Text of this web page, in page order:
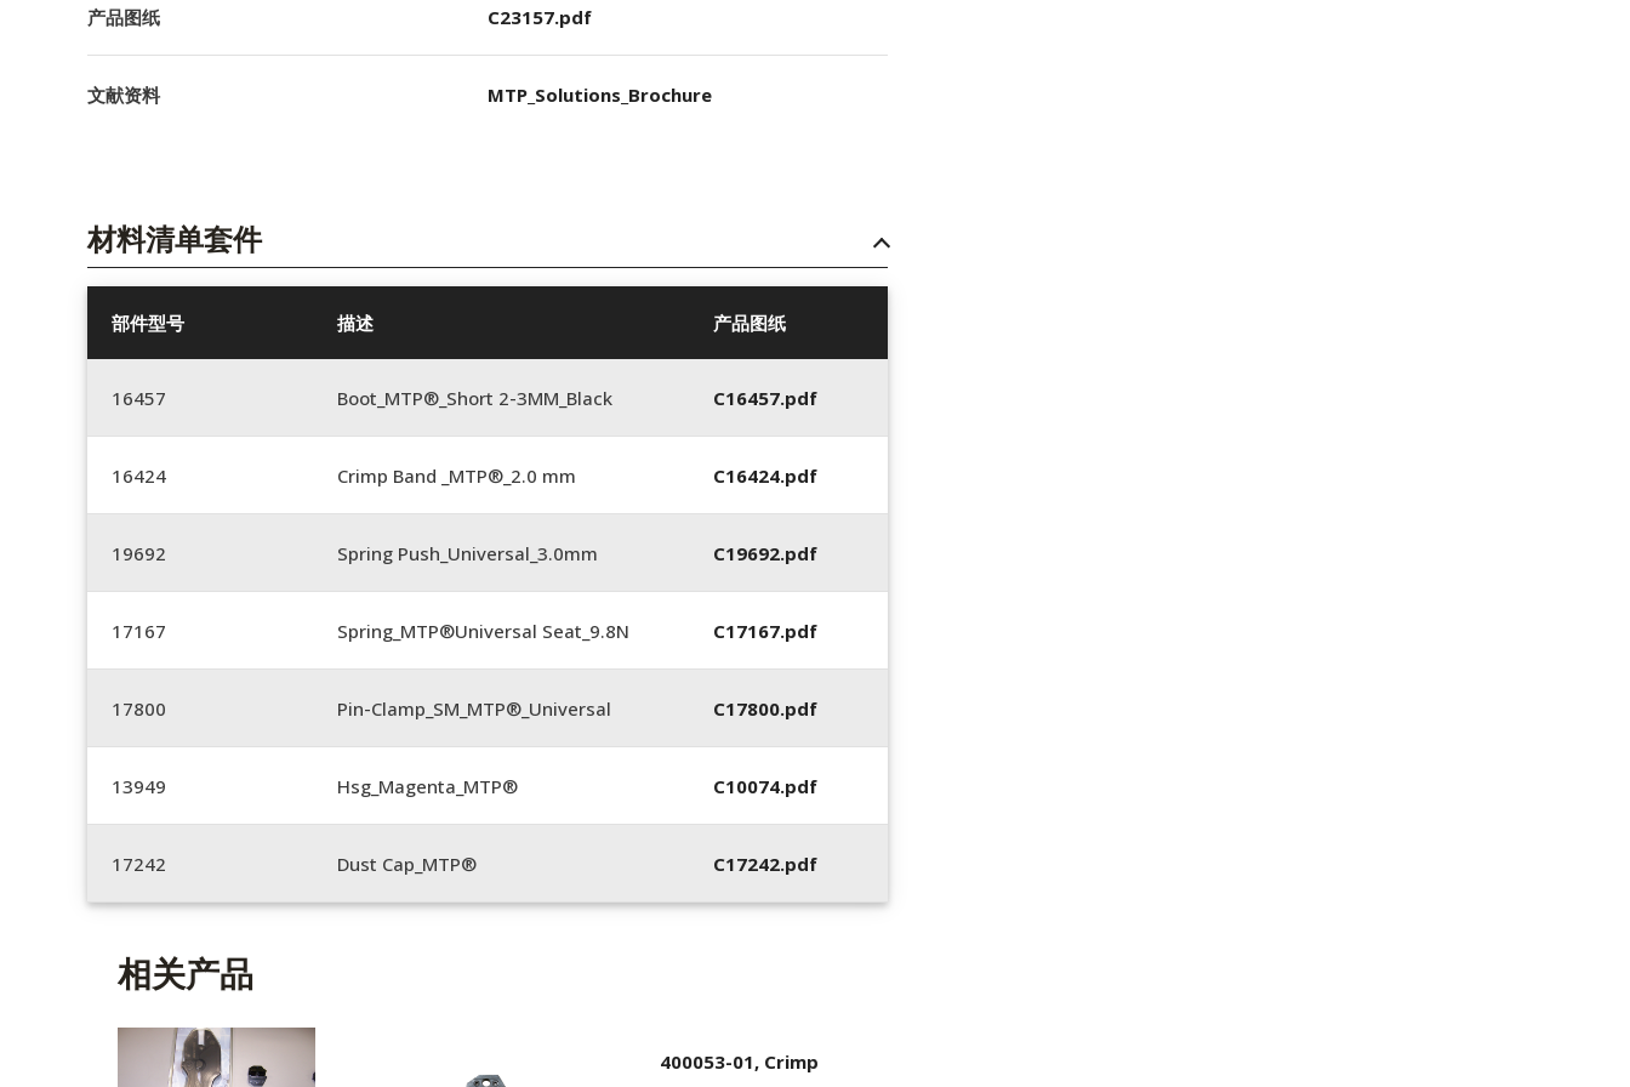
产品图纸 C23157.pdf
文献资料 MTP_Solutions_Brochure
材料清单套件
部件型号 描述 产品图纸
16457 Boot_MTP®_Short 2-3MM_Black C16457.pdf
16424 Crimp Band _MTP®_2.0 mm C16424.pdf
19692 Spring Push_Universal_3.0mm C19692.pdf
17167 Spring_MTP®Universal Seat_9.8N C17167.pdf
17800 Pin-Clamp_SM_MTP®_Universal C17800.pdf
13949 Hsg_Magenta_MTP® C10074.pdf
17242 Dust Cap_MTP® C17242.pdf
相关产品
400053-01, Crimp